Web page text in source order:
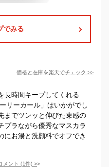
でみる
価格と在庫を楽天でチェック >>
長時間キープしてくれる
リーカール」はいかがでし
までツンッと伸びた束感の
プラながら優秀なマスカラ
にお湯と洗顔料でオフでき
メント (1件) >